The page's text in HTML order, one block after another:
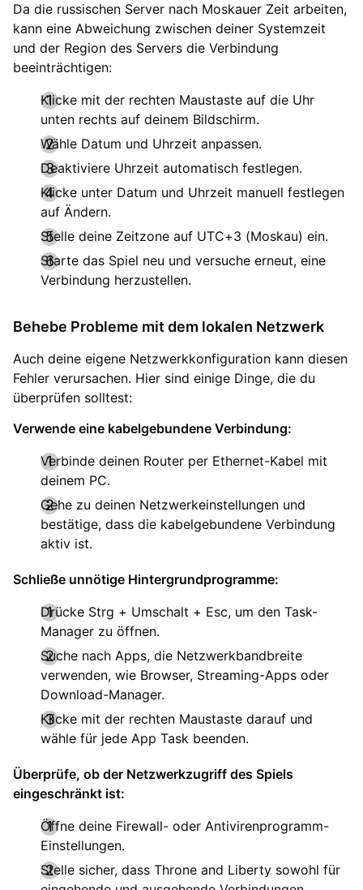
Da die russischen Server nach Moskauer Zeit arbeiten,
kann eine Abweichung zwischen deiner Systemzeit
und der Region des Servers die Verbindung
beeinträchtigen:
Klicke mit der rechten Maustaste auf die Uhr
unten rechts auf deinem Bildschirm.
Wähle Datum und Uhrzeit anpassen.
Deaktiviere Uhrzeit automatisch festlegen.
Klicke unter Datum und Uhrzeit manuell festlegen
auf Ändern.
Stelle deine Zeitzone auf UTC+3 (Moskau) ein.
Starte das Spiel neu und versuche erneut, eine
Verbindung herzustellen.
Behebe Probleme mit dem lokalen Netzwerk
Auch deine eigene Netzwerkkonfiguration kann diesen
Fehler verursachen. Hier sind einige Dinge, die du
überprüfen solltest:
Verwende eine kabelgebundene Verbindung:
Verbinde deinen Router per Ethernet-Kabel mit
deinem PC.
Gehe zu deinen Netzwerkeinstellungen und
bestätige, dass die kabelgebundene Verbindung
aktiv ist.
Schließe unnötige Hintergrundprogramme:
Drücke Strg + Umschalt + Esc, um den Task-
Manager zu öffnen.
Suche nach Apps, die Netzwerkbandbreite
verwenden, wie Browser, Streaming-Apps oder
Download-Manager.
Klicke mit der rechten Maustaste darauf und
wähle für jede App Task beenden.
Überprüfe, ob der Netzwerkzugriff des Spiels
eingeschränkt ist:
Öffne deine Firewall- oder Antivirenprogramm-
Einstellungen.
Stelle sicher, dass Throne and Liberty sowohl für